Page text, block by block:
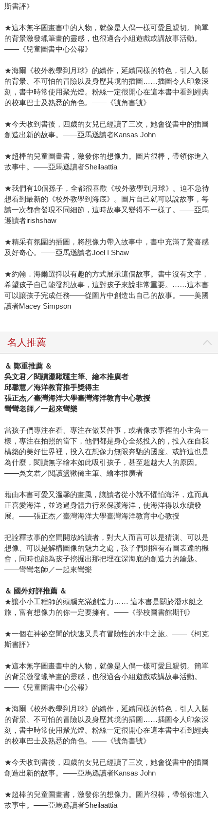
斯書評》
★這本無字圖畫書中的人物，就像是人偶一樣可愛且親切。簡單
的背景激發蠟筆畫的靈感，也很適合小組遊戲或講故事活動。
——《兒童圖書中心公報》
★海爾《校外教學到月球》的續作，延續同樣的特色，引人入勝
的背景、不可怕的冒險以及身歷其境的插圖……插圖令人印象深
刻，書中時常使用聚光燈。粉絲一定很開心在這本書中看到經典
的校車巴士及熟悉的角色。——《號角書號》
★今天收到書後，四歲的女兒已經讀了三次，她會從書中的插圖
創造出新的故事。——亞馬遜讀者Kansas John
★超棒的兒童圖畫書，激發你的想像力。圖片很棒，帶領你進入
故事中。——亞馬遜讀者Sheilaattia
★我們有10個孫子，全都很喜歡《校外教學到月球》。迫不急待
想看到最新的《校外教學到海底》。圖片自己就可以說故事，每
讀一次都會發現不同細節，這時故事又變得不一樣了。——亞馬
遜讀者irishshaw
★精采有氛圍的插圖，將想像力帶入故事中，書中充滿了驚喜感
及好奇心。——亞馬遜讀者Joel I Shaw
★約翰．海爾選擇以有趣的方式展示這個故事。書中沒有文字，
希望孩子自己能發想故事，這對孩子來說非常重要。……這本書
可以讓孩子完成任務——從圖片中創造出自己的故事。——美國
讀者Macey Simpson
名人推薦
＆ 鄭重推薦 ＆
吳文君／閱讀盪鞦韆主筆、繪本推廣者
邱馨慧／海洋教育推手獎得主
張正杰／臺灣海洋大學臺灣海洋教育中心教授
彎彎老師／一起來彎樂
當孩子們專注在看、專注在做某件事，或者像故事裡的小主角一
樣，專注在拍照的當下，他們都是身心全然投入的，投入在自我
構築的美好世界裡，投入在想像力無限奔馳的國度。或許這也是
為什麼，閱讀無字繪本如此吸引孩子，甚至超越大人的原因。
——吳文君／閱讀盪鞦韆主筆、繪本推廣者
藉由本書可愛又溫馨的畫風，讓讀者從小就不懼怕海洋，進而真
正喜愛海洋，並透過身體力行來保護海洋，使海洋得以永續發
展。——張正杰／臺灣海洋大學臺灣海洋教育中心教授
把詮釋故事的空間開放給讀者，對大人而言可以是猜測、可以是
想像、可以是解構圖像的魅力之處，孩子們則擁有看圖表達的機
會，同時也能為孩子挖掘出那把埋在深海底的創造力的鑰匙。
——彎彎老師／一起來彎樂
＆ 國外好評推薦 ＆
★讓小小工程師的頭腦充滿創造力…… 這本書是關於潛水艇之
旅，富有想像力的你一定要擁有。——《學校圖書館期刊》
★一個在神祕空間的快速又具有冒險性的水中之旅。——《柯克
斯書評》
★這本無字圖畫書中的人物，就像是人偶一樣可愛且親切。簡單
的背景激發蠟筆畫的靈感，也很適合小組遊戲或講故事活動。
——《兒童圖書中心公報》
★海爾《校外教學到月球》的續作，延續同樣的特色，引人入勝
的背景、不可怕的冒險以及身歷其境的插圖……插圖令人印象深
刻，書中時常使用聚光燈。粉絲一定很開心在這本書中看到經典
的校車巴士及熟悉的角色。——《號角書號》
★今天收到書後，四歲的女兒已經讀了三次，她會從書中的插圖
創造出新的故事。——亞馬遜讀者Kansas John
★超棒的兒童圖畫書，激發你的想像力。圖片很棒，帶領你進入
故事中。——亞馬遜讀者Sheilaattia